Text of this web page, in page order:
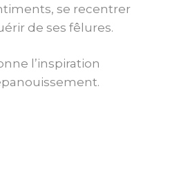
se recentrer
de ses fêlures.
l’inspiration